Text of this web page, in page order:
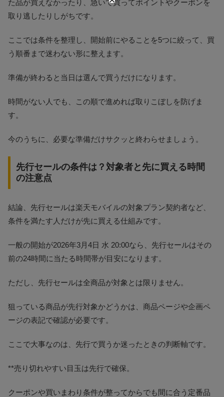
た品が買えなかったり、急いで買ってポイントやクーポンを
取り逃したりしがちです。
ここでは条件を整理し、開始前にやることを5つに絞って、買
う順番まで迷わない形に整えます。
準備が終わると当日は選んで買うだけになります。
時間がない人でも、この順で進めれば取りこぼしを防げま
す。
今のうちに、必要な準備だけサクッと終わらせましょう。
先行セールの条件は？対象者と先に買える時間
の注意点
結論、先行セールは楽天モバイルの対象プラン契約者など、
条件を満たす人だけが先に買える仕組みです。
一般の開始が2026年3月4日 水 20:00なら、先行セールはその
前の24時間に当たる時間帯が目安になります。
ただし、先行セールは全商品が対象とは限りません。
狙っている商品が先行対象かどうかは、商品ページや企画ペ
ージの表記で確認が必要です。
ここで大事なのは、先行で買うか迷ったときの判断軸です。
**売り切れやすい目玉は先行で確保。
クーポンや買いまわり条件が整ってからでも間に合う定番品